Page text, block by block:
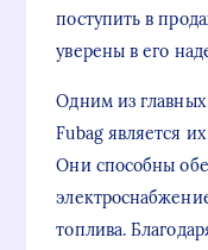
поступить в
уверены в его
Одним из
Fubag является
Они способны
топлива.